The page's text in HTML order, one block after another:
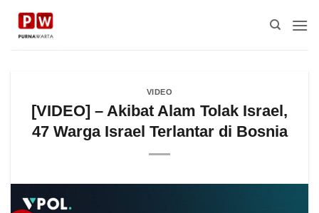
VIDEO
[VIDEO] – Akibat Alam Tolak Israel,
47 Warga Israel Terlantar di Bosnia